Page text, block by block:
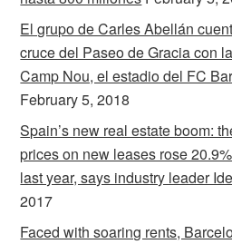
El grupo de Carles Abellán
cruce del Paseo de Gracia con
Camp Nou, el estadio del FC
February 5, 2018
Spain’s new real estate boom:
prices on new leases rose
last year, says industry leader
2017
Faced with soaring rents,